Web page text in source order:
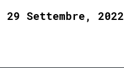
29 Settembre, 2022